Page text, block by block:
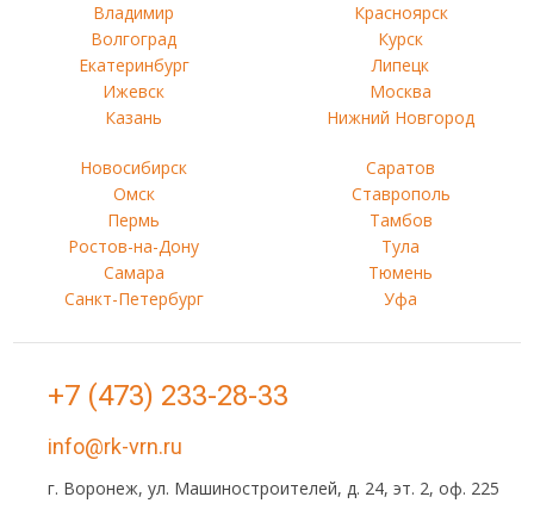
Владимир
Волгоград
Екатеринбург
Ижевск
Казань
Красноярск
Курск
Липецк
Москва
Нижний Новгород
Новосибирск
Омск
Пермь
Ростов-на-Дону
Самара
Санкт-Петербург
Саратов
Ставрополь
Тамбов
Тула
Тюмень
Уфа
+7 (473) 233-28-33
info@rk-vrn.ru
г. Воронеж, ул. Машиностроителей, д. 24, эт. 2, оф. 225